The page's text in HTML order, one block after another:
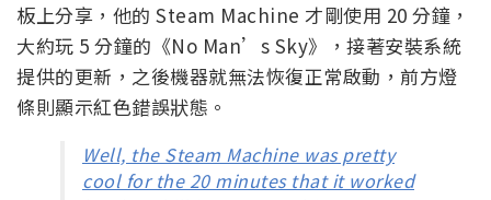
板上分享，他的 Steam Machine 才剛使用 20 分鐘，
大約玩 5 分鐘的《No Man’s Sky》，接著安裝系統
提供的更新，之後機器就無法恢復正常啟動，前方燈
條則顯示紅色錯誤狀態。
Well, the Steam Machine was pretty
cool for the 20 minutes that it worked